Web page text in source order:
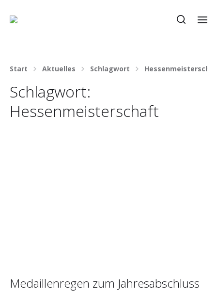
Start Aktuelles Schlagwort
Schlagwort:
Hessenmeisterschaft
Medaillenregen zum Jahresabschluss